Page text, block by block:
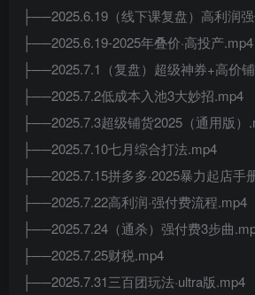
├──2025.6.19（线下课复盘）高利润
├──2025.6.19-2025年叠价·高投产.mp4
├──2025.7.1（复盘）超级神券+高价
├──2025.7.2低成本入池3大妙招.mp4
├──2025.7.3超级铺货2025（通用版）
├──2025.7.10七月综合打法.mp4
├──2025.7.15拼多多·2025暴力起店手
├──2025.7.22高利润·强付费流程.mp4
├──2025.7.24（通杀）强付费3步曲
├──2025.7.25财税.mp4
├──2025.7.31三百团玩法·ultra版.mp4